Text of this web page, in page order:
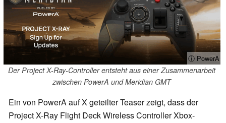
ⓘ PowerA
Der Project X-Ray-Controller entsteht aus einer Zusammenarbeit
zwischen PowerA und Meridian GMT
Ein von PowerA auf X geteilter Teaser zeigt, dass der
Project X-Ray Flight Deck Wireless Controller Xbox-